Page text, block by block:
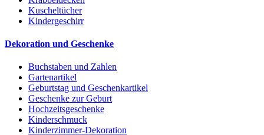
Kuscheltücher
Kindergeschirr
Dekoration und Geschenke
Buchstaben und Zahlen
Gartenartikel
Geburtstag und Geschenkartikel
Geschenke zur Geburt
Hochzeitsgeschenke
Kinderschmuck
Kinderzimmer-Dekoration